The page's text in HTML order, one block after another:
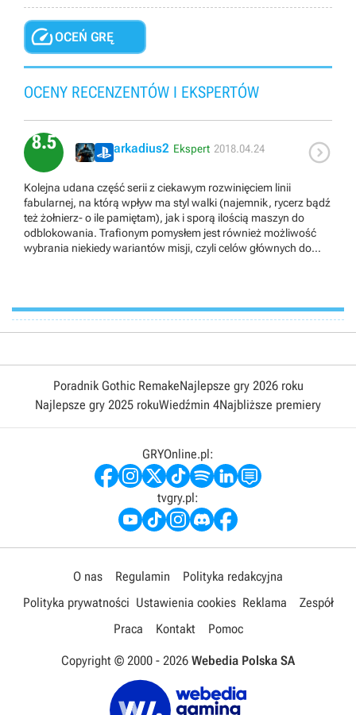
OCEŃ GRĘ
OCENY RECENZENTÓW I EKSPERTÓW
8.5 arkadius2 Ekspert 2018.04.24 
Kolejna udana część serii z ciekawym rozwinięciem linii
fabularnej, na którą wpływ ma styl walki (najemnik, rycerz bądź
też żołnierz- o ile pamiętam), jak i sporą ilością maszyn do
odblokowania. Trafionym pomysłem jest również możliwość
wybrania niekiedy wariantów misji, czyli celów głównych do
Poradnik Gothic RemakeNajlepsze gry 2026 roku
Najlepsze gry 2025 rokuWiedźmin 4Najbliższe premiery
GRYOnline.pl:
tvgry.pl:
O nas Regulamin
Polityka redakcyjna
Polityka prywatności Ustawienia cookies Reklama
Zespół
Praca
Kontakt Pomoc
Copyright © 2000 - 2026 Webedia Polska SA